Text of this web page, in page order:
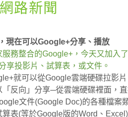
路新聞
現在可以Google+分享、播放
務整合的Google+，今天又加入
享投影片、試算表，或文件。
就可以從Google雲端硬碟拉影片
反向」分享─從雲端硬碟裡面，直
文件(Google Doc)的各種檔案
表(等於Google版的Word、